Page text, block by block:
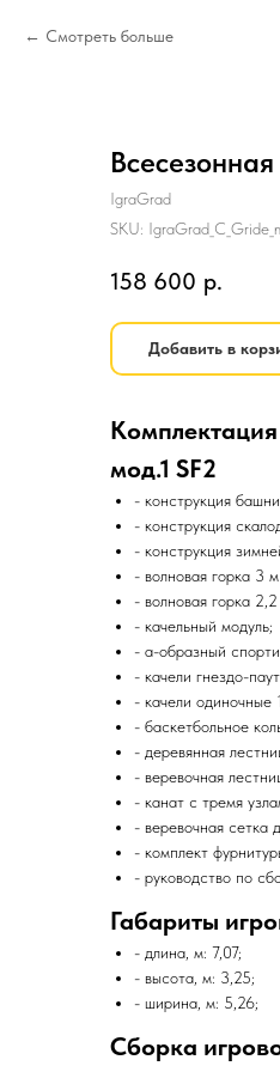
Смотреть больше
IgraGrad
SKU:
158 600 р.
Добавить в
мод.1 SF2
- конструкция
- конструкция
- конструкция
- волновая горка 3
- волновая горка
- качельный модуль;
- а-образный
- качели гнездо-
- качели одиночные
- баскетбольное
- деревянная
- веревочная
- канат с тремя
- веревочная сетка
- комплект
- руководство по
Габариты
- длина, м: 7,07;
- высота, м: 3,25;
- ширина, м: 5,26;
Сборка